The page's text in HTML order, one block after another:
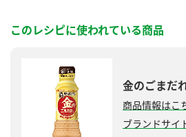
このレシピに使われている商品
金のごまだ
商品情報はこ
ブランドサイ